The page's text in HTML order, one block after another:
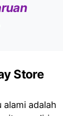
Store
alami adalah